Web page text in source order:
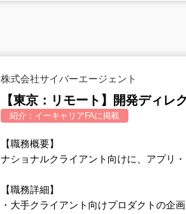
株式会社サイバーエージェント
【東京：リモート】開発ディ
紹介： イーキャリアFAに掲載
【職務概要】
ナショナルクライアント向けに、アプリ
【職務詳細】
・大手クライアント向けプロダクトの企